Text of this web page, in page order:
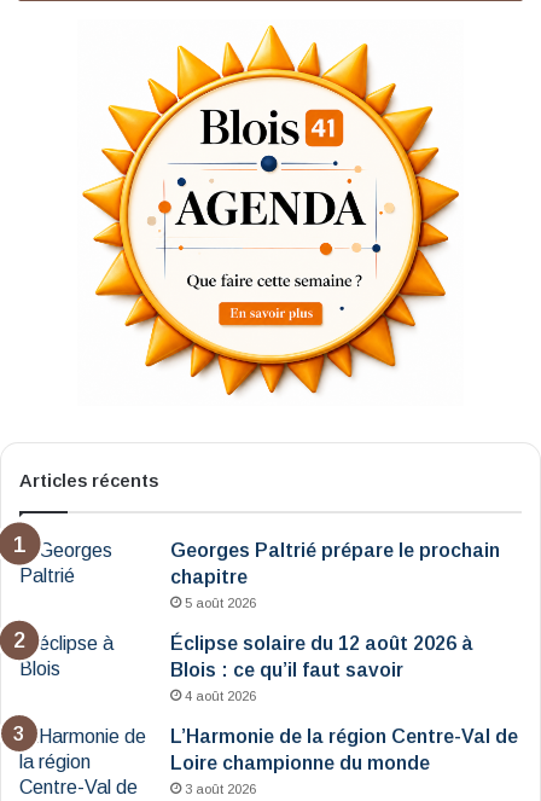
Articles récents
Georges Paltrié prépare le prochain
chapitre
5 août 2026
Éclipse solaire du 12 août 2026 à
Blois : ce qu’il faut savoir
4 août 2026
L’Harmonie de la région Centre-Val de
Loire championne du monde
3 août 2026